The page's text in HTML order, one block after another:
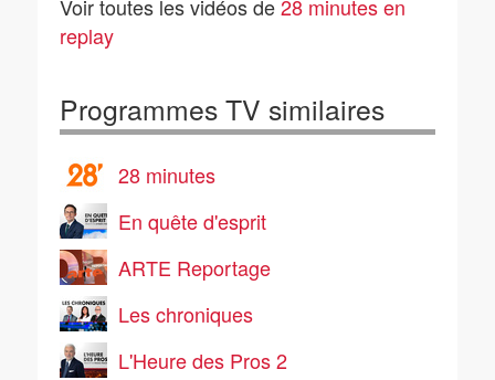
Voir toutes les vidéos de28 minutes en
replay
Programmes TV similaires
28 minutes
En quête d'esprit
ARTE Reportage
Les chroniques
L'Heure des Pros 2